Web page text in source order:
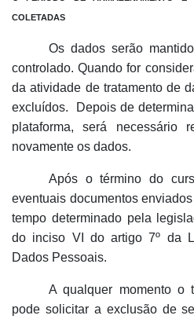
coletadas
Os dados serão
controlado. Quando for
da atividade de tratamento de
excluídos.
Depois de
plataforma, será necessário
novamente os dados.
Após o término do
eventuais documentos
tempo determinado pela
do inciso VI do artigo 7º da
Dados Pessoais.
A qualquer momento o
pode solicitar a exclusão de